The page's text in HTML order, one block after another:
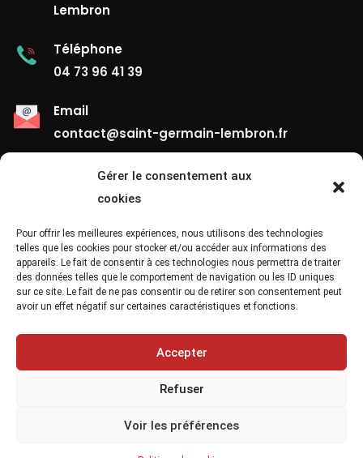
Gérer le consentement aux
cookies
Pour offrir les meilleures expériences, nous utilisons des technologies
telles que les cookies pour stocker et/ou accéder aux informations des
appareils. Le fait de consentir à ces technologies nous permettra de traiter
des données telles que le comportement de navigation ou les ID uniques
sur ce site. Le fait de ne pas consentir ou de retirer son consentement peut
avoir un effet négatif sur certaines caractéristiques et fonctions.
Accepter
Refuser
Voir les préférences
Lembron
Téléphone
04 73 96 41 39
Email
contact@saint-germain-lembron.fr
Liens Utiles
Contact
Mentions Légales
Confidentialité
Site Map